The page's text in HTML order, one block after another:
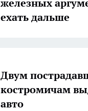
железных
ехать дальше
Двум
костромичам
авто